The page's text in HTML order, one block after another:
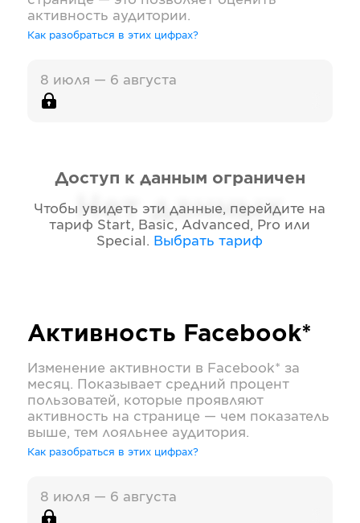
активность аудитории.
Как разобраться в этих цифрах?
8 июля — 6 августа
Нет данных
Доступ к данным ограничен
Чтобы увидеть эти данные, перейдите на
тариф Start, Basic, Advanced, Pro или
Special . Выбрать тариф
Активность Facebook*
Изменение активности в Facebook* за
месяц. Показывает средний процент
пользоватей, которые проявляют
активность на странице — чем показатель
выше, тем лояльнее аудитория.
Как разобраться в этих цифрах?
8 июля — 6 августа